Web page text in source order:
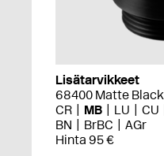
Lisätarvikkeet
68400 Matte Black
CR
MB LU CU
BN
BrBC
AGr
Hinta 95 €